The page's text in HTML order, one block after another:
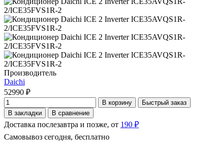
Производитель
Daichi
52990 ₽
В корзину
Быстрый заказ
В закладки
В сравнение
Доставка послезавтра и позже, от 190 ₽
Самовывоз сегодня, бесплатно